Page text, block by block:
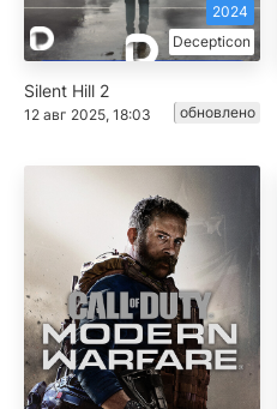
Decepticon
2024
Silent Hill 2
12 авг 2025, 18:03 обновлено